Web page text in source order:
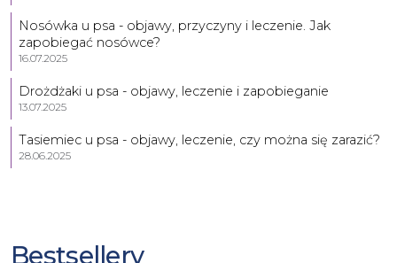
Nosówka u psa - objawy, przyczyny i leczenie. Jak
zapobiegać nosówce?
16.07.2025
Drożdżaki u psa - objawy, leczenie i zapobieganie
13.07.2025
Tasiemiec u psa - objawy, leczenie, czy można się zarazić?
28.06.2025
Bestsellery